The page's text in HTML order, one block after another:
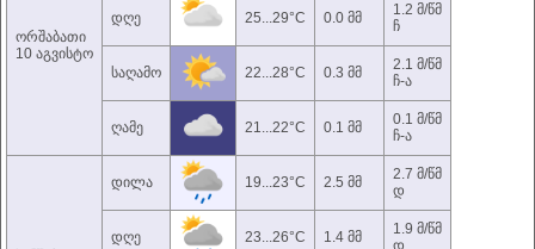
ორშაბათი
10 აგვისტო
დღე 25...29°C 0.0 მმ
1.2 მ/წმ
ჩ
საღამო 22...28°C 0.3 მმ
2.1 მ/წმ
ჩ-ა
ღამე 21...22°C 0.1 მმ
0.1 მ/წმ
ჩ-ა
დილა 19...23°C 2.5 მმ
2.7 მ/წმ
დ
დღე 23...26°C 1.4 მმ
1.9 მ/წმ
დ